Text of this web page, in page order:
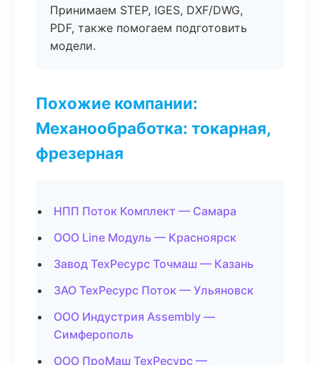
Принимаем STEP, IGES, DXF/DWG,
PDF, также помогаем подготовить
модели.
Похожие компании:
Механообработка: токарная,
фрезерная
НПП Поток Комплект — Самара
ООО Line Модуль — Красноярск
Завод ТехРесурс Точмаш — Казань
ЗАО ТехРесурс Поток — Ульяновск
ООО Индустрия Assembly —
Симферополь
ООО ПроМаш ТехРесурс —